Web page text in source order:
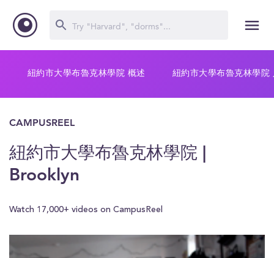
紐約市大學布魯克林學院 概述 紐約市大學布魯克林學院
CAMPUSREEL
紐約市大學布魯克林學院 |
Brooklyn
Watch 17,000+ videos on CampusReel